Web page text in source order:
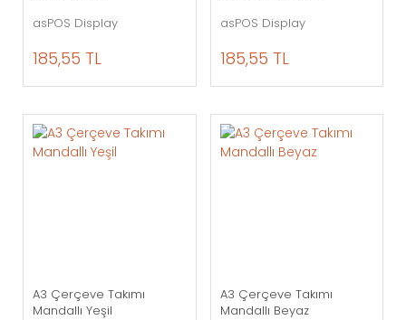
asPOS Display
185,55 TL
asPOS Display
185,55 TL
A3 Çerçeve Takımı
Mandallı Yeşil
A3 Çerçeve Takımı
Mandallı Beyaz